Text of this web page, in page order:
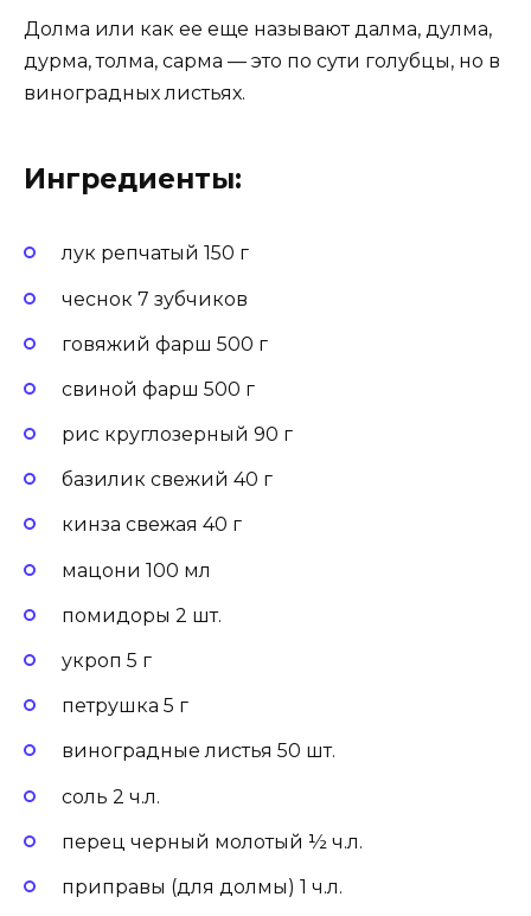
Долма или как ее еще называют далма, дулма,
дурма, толма, сарма — это по сути голубцы, но в
виноградных листьях.
Ингредиенты:
лук репчатый 150 г
чеснок 7 зубчиков
говяжий фарш 500 г
свиной фарш 500 г
рис круглозерный 90 г
базилик свежий 40 г
кинза свежая 40 г
мацони 100 мл
помидоры 2 шт.
укроп 5 г
петрушка 5 г
виноградные листья 50 шт.
соль 2 ч.л.
перец черный молотый ½ ч.л.
приправы (для долмы) 1 ч.л.